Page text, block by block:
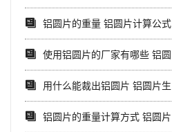
设备视频铝圆片的重量 铝圆片计算公式
使用铝圆片的厂家有哪些 铝圆
片用在哪里
用什么能裁出铝圆片 铝圆片生
产视频​铝圆片的重量计算方式 铝圆片